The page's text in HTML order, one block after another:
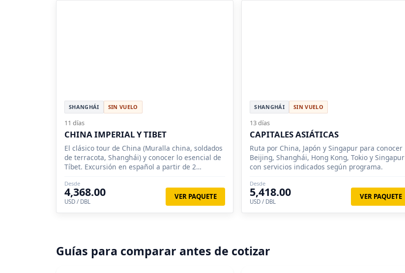
SHANGHÁI SIN VUELO
11 días
CHINA IMPERIAL Y TIBET
El clásico tour de China (Muralla china, soldados
de terracota, Shanghái) y conocer lo esencial de
Tíbet. Excursión en español a partir de 2
Desde
4,368.00
USD / DBL
VER PAQUETE
SHANGHÁI SIN VUELO
13 días
CAPITALES ASIÁTICAS
Ruta por China, Japón y Singapur para conocer
Beijing, Shanghái, Hong Kong, Tokio y Singapur
con servicios indicados según programa.
Desde
5,418.00
USD / DBL
VER PAQUETE
Guías para comparar antes de cotizar